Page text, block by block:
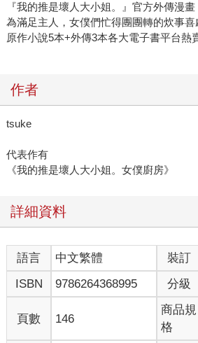
『我的推是壞人大小姐。』官方外傳漫畫
為滿足主人，女僕們忙得團團轉的炊事喜
原作小說5本+外傳3本各大電子書平台熱
作者
tsuke
代表作有
《我的推是壞人大小姐。女僕廚房》
詳細資料
語言 中文繁體
裝訂
ISBN
9786264368995 分級
頁數 146
商品規
格